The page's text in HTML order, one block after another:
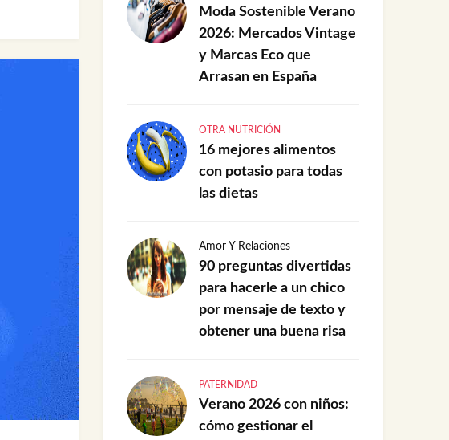
Moda Sostenible Verano
2026: Mercados Vintage
y Marcas Eco que
Arrasan en España
OTRA NUTRICIÓN
16 mejores alimentos
con potasio para todas
las dietas
Amor Y Relaciones
90 preguntas divertidas
para hacerle a un chico
por mensaje de texto y
obtener una buena risa
PATERNIDAD
Verano 2026 con niños:
cómo gestionar el